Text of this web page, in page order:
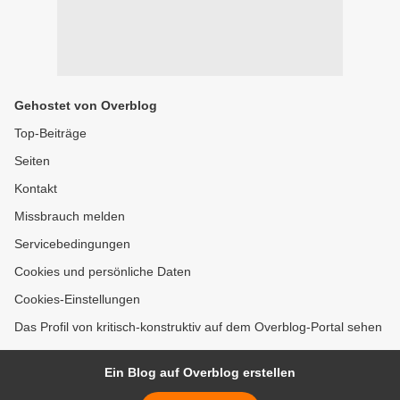
Gehostet von Overblog
Top-Beiträge
Seiten
Kontakt
Missbrauch melden
Servicebedingungen
Cookies und persönliche Daten
Cookies-Einstellungen
Das Profil von kritisch-konstruktiv auf dem Overblog-Portal sehen
Ein Blog auf Overblog erstellen